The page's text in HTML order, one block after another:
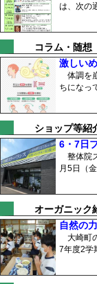
は、次
コラム・随想
激しい
体調を
ちになっ
ショップ等紹
6・7日
整体院
月5日（
オーガニック
自然の
大崎町
7年度2学